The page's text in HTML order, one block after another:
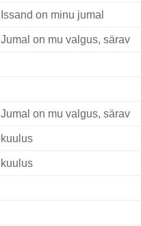
Issand on minu jumal
Jumal on mu valgus, särav
Jumal on mu valgus, särav
kuulus
kuulus